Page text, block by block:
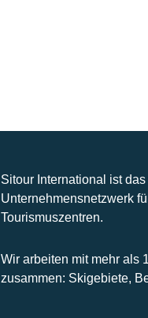
Sitour International ist
Unternehmensnetzwerk
Tourismuszentren.
Wir arbeiten mit mehr als
zusammen: Skigebiete,